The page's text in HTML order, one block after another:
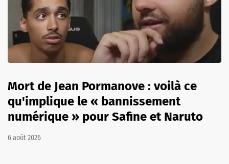
Mort de Jean Pormanove : voilà ce
qu'implique le « bannissement
numérique » pour Safine et Naruto
6 août 2026